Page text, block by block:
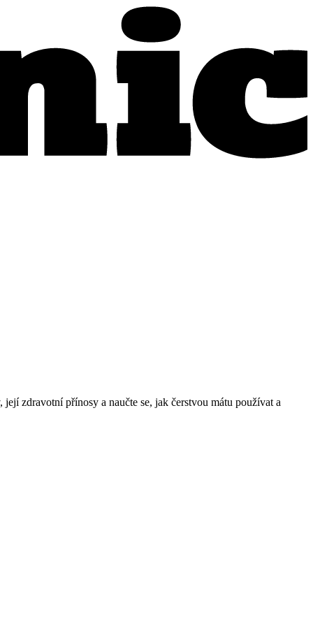
zdravotní přínosy a naučte se, jak čerstvou mátu používat a